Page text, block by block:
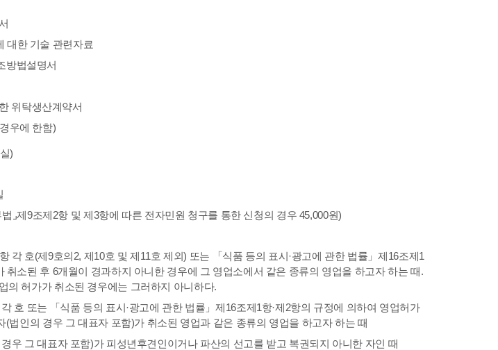
대한 기술 관련자료
방법설명서
위탁생산계약서
우에 한함)
)
⌟제9조제2항 및 제3항에 따른 전자민원 청구를 통한 신청의 경우 45,000원)
각 호(제9호의2, 제10호 및 제11호 제외) 또는 「식품 등의 표시·광고에 관한 법률」제16조제1
취소된 후 6개월이 경과하지 아니한 경우에 그 영업소에서 같은 종류의 영업을 하고자 하는 때.
의 허가가 취소된 경우에는 그러하지 아니하다.
호 또는 「식품 등의 표시·광고에 관한 법률」제16조제1항·제2항의 규정에 의하여 영업허가
(법인의 경우 그 대표자 포함)가 취소된 영업과 같은 종류의 영업을 하고자 하는 때
우 그 대표자 포함)가 피성년후견인이거나 파산의 선고를 받고 복권되지 아니한 자인 때